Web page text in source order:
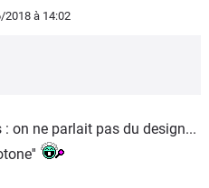
2018 à 14:02
on ne parlait pas du design...